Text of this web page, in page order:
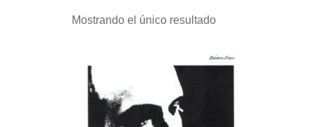
Mostrando el único resultado